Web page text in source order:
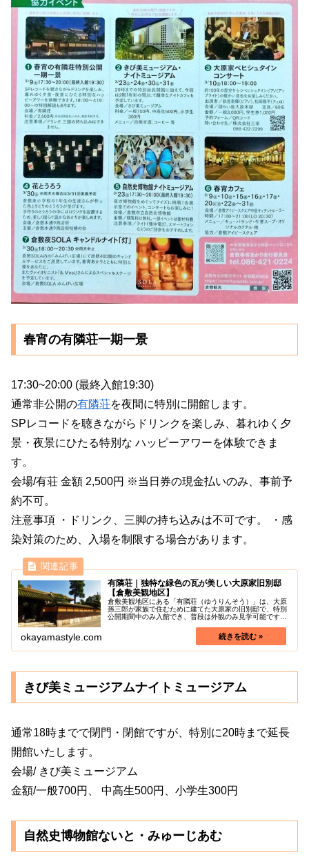
春宵の有隣荘一期一景
17:30~20:00 (最終入館19:30)
通常非公開の有隣荘を夜間に特別に開館します。
SPレコードを聴きながらドリンクを楽しみ、暮れゆく夕
景・夜景にひたる特別な ハッピーアワーを体験できま
す。
会場/有荘 金額 2,500円 ※当日券の現金払いのみ、事前予
約不可。
注意事項 ・ドリンク、三脚の持ち込みは不可です。 ・感
染対策のため、入場を制限する場合があります。
有隣荘｜独特な緑色の瓦が美しい大原家旧別邸
【倉敷美観地区】
倉敷美観地区にある「有隣荘（ゆうりんそう）」は、大原
孫三郎が家族で住むために建てた大原家の旧別邸で、特別
公開期間中のみ入館でき、普段は外観のみ見学可能です。
okayamastyle.com
きび美ミュージアムナイトミュージアム
通常18時までで閉門・閉館ですが、特別に20時まで延長
開館いたします。
会場/ きび美ミュージアム
金額/一般700円、 中高生500円、小学生300円
自然史博物館ないと・みゅーじあむ